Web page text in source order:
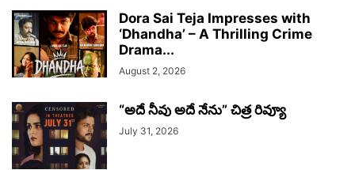
Dora Sai Teja Impresses with
‘Dhandha’ – A Thrilling Crime
Drama...
August 2, 2026
“అదే నీవు అదే నేను” చిత్ర రివ్యూ
July 31, 2026